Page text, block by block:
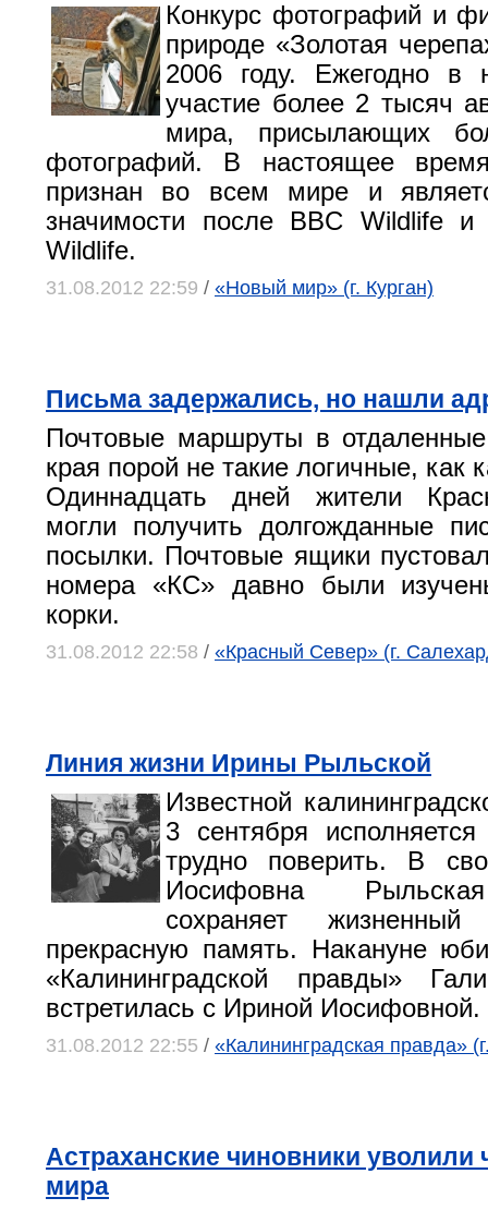
Конкурс фотографий и
природе «Золотая
2006 году. Ежегодно в
участие более 2 тысяч
мира, присылающих
фотографий. В настоящее
признан во всем мире и
значимости после BBC Wildlife и
Wildlife.
31.08.2012 22:59 / «Новый мир» (г. Курган)
Письма задержались, но нашли
Почтовые маршруты в
края порой не такие логичные, как
Одиннадцать дней жители
могли получить долгожданные
посылки. Почтовые ящики
номера «КС» давно были
корки.
31.08.2012 22:58 / «Красный Север» (г.
Линия жизни Ирины Рыльской
Известной
3 сентября
трудно поверить. В
Иосифовна
сохраняет
прекрасную память. Накануне
«Калининградской правды»
встретилась с Ириной Иосифовной.
31.08.2012 22:55 / «Калининградская правда»
Астраханские чиновники уволили
мира